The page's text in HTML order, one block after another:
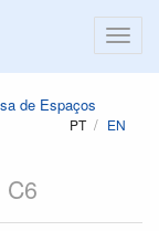
de Espaços
PT EN
C6